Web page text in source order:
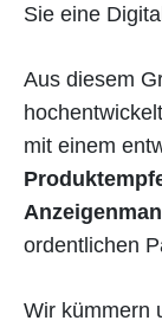
Sie eine
Aus diesem
mit einem
ordentlichen
Wir kümmern